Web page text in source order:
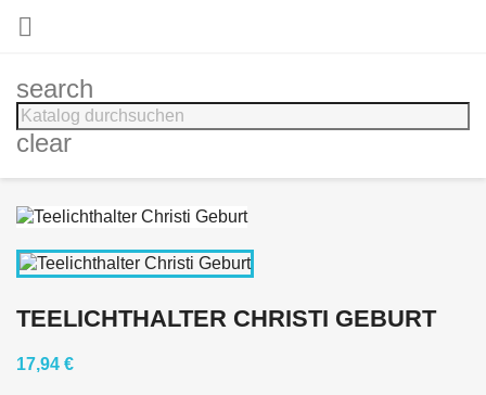

search
clear
TEELICHTHALTER CHRISTI GEBURT
17,94 €